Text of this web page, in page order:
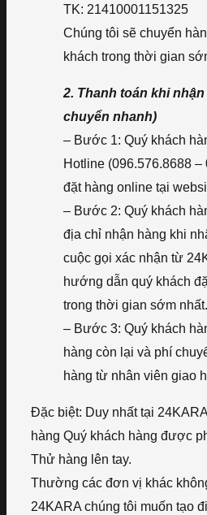
TK: 21410001151325
Chúng tôi sẽ chuyển
khách trong thời gian
2. Thanh toán khi
chuyển nhanh)
– Bước 1: Quý khách
Hotline (096.576.8688
đặt hàng online tại
– Bước 2: Quý khách
địa chỉ nhận hàng khi
cuộc gọi xác nhận từ
hướng dẫn quý khách
trong thời gian sớm nhất.
– Bước 3: Quý khách
hàng còn lại và phí
hàng từ nhân viên giao
Đặc biệt: Duy nhất tại
hàng Quý khách hàng được
Thử hàng lên tay.
Thường các đơn vị khác
24KARA chúng tôi muốn tạo